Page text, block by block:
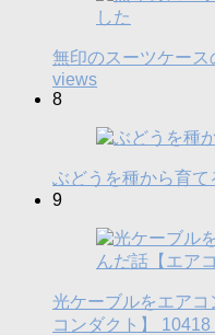
無印のスーツケー
views
8
ぶどうを種から育
9
光ケーブルをエア
コンダクト】